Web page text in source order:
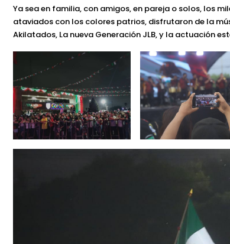
Ya sea en familia, con amigos, en pareja o solos, los
ataviados con los colores patrios, disfrutaron de la
Akilatados, La nueva Generación JLB, y la actuación